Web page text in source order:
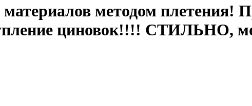
методом плетения!
циновок!!!! СТИЛЬНО,